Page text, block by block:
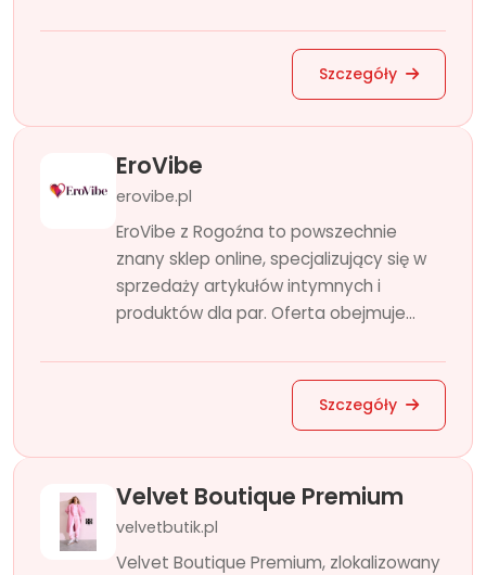
Szczegóły
EroVibe
erovibe.pl
EroVibe z Rogoźna to powszechnie
znany sklep online, specjalizujący się w
sprzedaży artykułów intymnych i
produktów dla par. Oferta obejmuje...
Szczegóły
Velvet Boutique Premium
velvetbutik.pl
Velvet Boutique Premium, zlokalizowany